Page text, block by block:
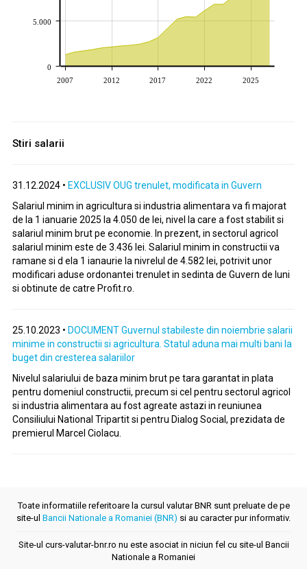
2007 2012 2017 2022 2025
0
5.000
Stiri salarii
31.12.2024 • EXCLUSIV OUG trenulet, modificata in Guvern
Salariul minim in agricultura si industria alimentara va fi majorat
de la 1 ianuarie 2025 la 4.050 de lei, nivel la care a fost stabilit si
salariul minim brut pe economie. In prezent, in sectorul agricol
salariul minim este de 3.436 lei. Salariul minim in constructii va
ramane si d ela 1 ianaurie la nivrelul de 4.582 lei, potrivit unor
modificari aduse ordonantei trenulet in sedinta de Guvern de luni
si obtinute de catre Profit.ro.
25.10.2023 • DOCUMENT Guvernul stabileste din noiembrie salarii
minime in constructii si agricultura. Statul aduna mai multi bani la
buget din cresterea salariilor
Nivelul salariului de baza minim brut pe tara garantat in plata
pentru domeniul constructii, precum si cel pentru sectorul agricol
si industria alimentara au fost agreate astazi in reuniunea
Consiliului National Tripartit si pentru Dialog Social, prezidata de
premierul Marcel Ciolacu.
Toate informatiile referitoare la cursul valutar BNR sunt preluate de pe
site-ul Bancii Nationale a Romaniei (BNR) si au caracter pur informativ.
Site-ul curs-valutar-bnr.ro nu este asociat in niciun fel cu site-ul Bancii
Nationale a Romaniei